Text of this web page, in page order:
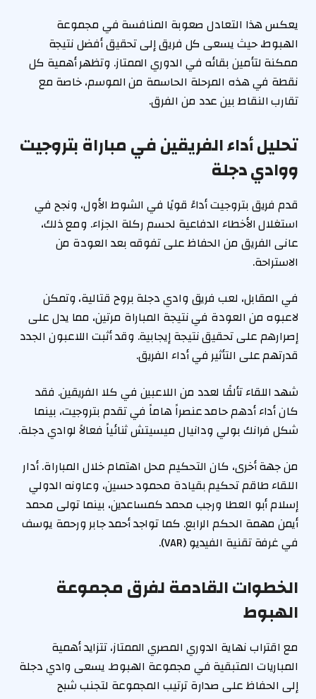
يعكس هذا التعادل صعوبة المنافسة في مجموعة
الهبوط، حيث يسعى كل فريق إلى تحقيق أفضل نتيجة
ممكنة لتأمين بقائه في الدوري الممتاز. وتظهر أهمية كل
نقطة في هذه المرحلة الحاسمة من الموسم، خاصة مع
تقارب النقاط بين عدد من الفرق.
تحليل أداء الفريقين في مباراة بتروجيت
ووادي دجلة
قدم فريق بتروجيت أداءً قويًا في الشوط الأول، ونجح في
استغلال الأخطاء الدفاعية لحسم ركلة الجزاء. ومع ذلك،
عانى الفريق من الحفاظ على تفوقه بعد العودة من
الاستراحة.
في المقابل، لعب فريق وادي دجلة بروح قتالية، وتمكن
لاعبوه من العودة في نتيجة المباراة مرتين، مما يدل على
إصرارهم على تحقيق نتيجة إيجابية. وقد أثبت اللاعبون الجدد
قدرتهم على التأثير في أداء الفريق.
شهد اللقاء تألقًا لعدد من اللاعبين في كلا الفريقين. فقد
كان أداء أدهم حامد عنصراً هاماً في تقدم بتروجيت، بينما
شكل فرانك بولي ودانيال ميسيتش ثنائياً فعالاً لوادي دجلة.
من جهة أخرى، كان التحكيم محل اهتمام خلال المباراة. أدار
اللقاء طاقم تحكيم بقيادة محمود حسين، وعاونه الدولي
إسلام أبو العطا ورجب محمد كمساعدين، بينما تولى محمد
أيمن مهمة الحكم الرابع. كما تواجد أحمد جابر ورحمة يوسف
في غرفة تقنية الفيديو (VAR).
الخطوات القادمة لفرق مجموعة
الهبوط
مع اقتراب نهاية الدوري المصري الممتاز، تتزايد أهمية
المباريات المتبقية في مجموعة الهبوط. يسعى وادي دجلة
إلى الحفاظ على صدارة ترتيب المجموعة لتجنب شبح